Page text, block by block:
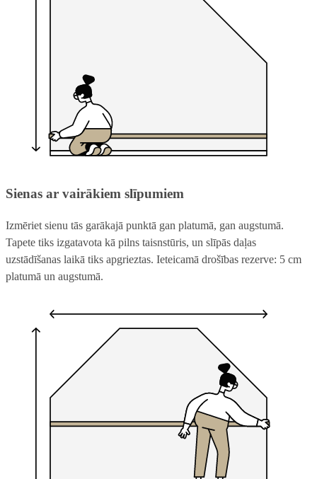
Sienas ar vairākiem slīpumiem
Izmēriet sienu tās garākajā punktā gan platumā, gan augstumā.
Tapete tiks izgatavota kā pilns taisnstūris, un slīpās daļas
uzstādīšanas laikā tiks apgrieztas. Ieteicamā drošības rezerve: 5 cm
platumā un augstumā.